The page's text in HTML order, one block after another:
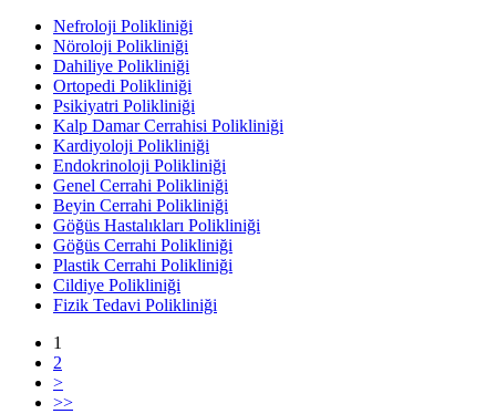
Nefroloji Polikliniği
Nöroloji Polikliniği
Dahiliye Polikliniği
Ortopedi Polikliniği
Psikiyatri Polikliniği
Kalp Damar Cerrahisi Polikliniği
Kardiyoloji Polikliniği
Endokrinoloji Polikliniği
Genel Cerrahi Polikliniği
Beyin Cerrahi Polikliniği
Göğüs Hastalıkları Polikliniği
Göğüs Cerrahi Polikliniği
Plastik Cerrahi Polikliniği
Cildiye Polikliniği
Fizik Tedavi Polikliniği
1
2
>
>>